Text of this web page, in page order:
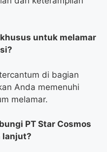
untuk melamar
di bagian
Anda memenuhi
melamar.
PT Star Cosmos
lanjut?